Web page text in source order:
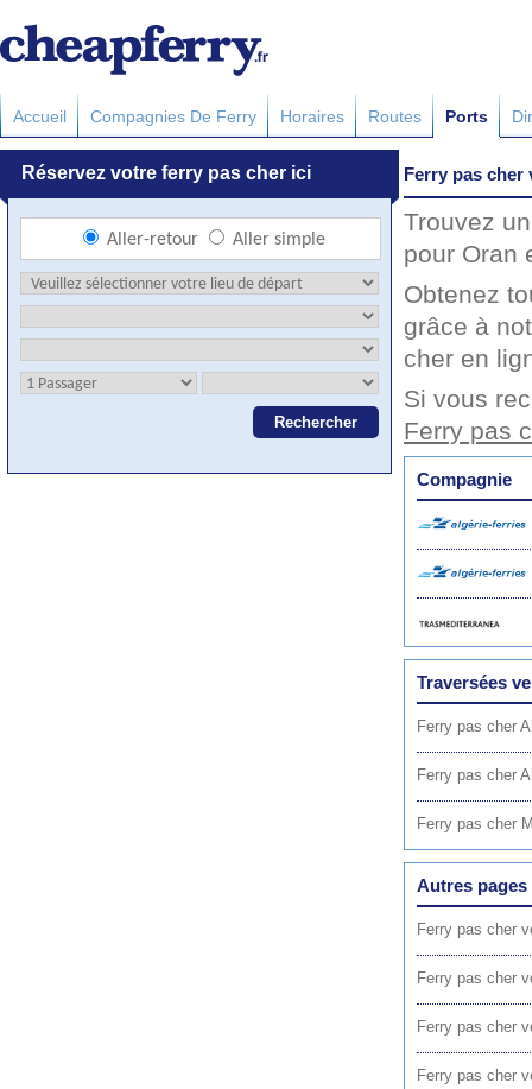
Accueil Compagnies De Ferry Horaires Routes Ports
Ferry pas cher
Trouvez
pour Oran
Obtenez
grâce à
cher en
Si vous
Ferry pas
Compagnie
Traversées
Ferry pas cher
Ferry pas cher
Ferry pas cher
Autres pages
Ferry pas cher
Ferry pas cher
Ferry pas cher
Ferry pas cher